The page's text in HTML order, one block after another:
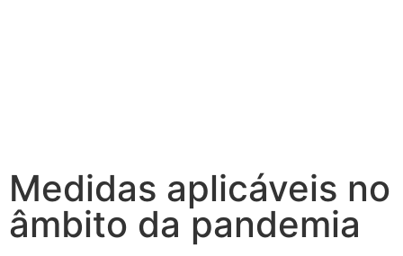
Medidas aplicáveis no
âmbito da pandemia